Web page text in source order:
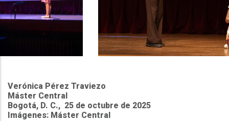
Verónica Pérez Traviezo
Máster Central
Bogotá, D. C., 25 de octubre de 2025
Imágenes: Máster Central